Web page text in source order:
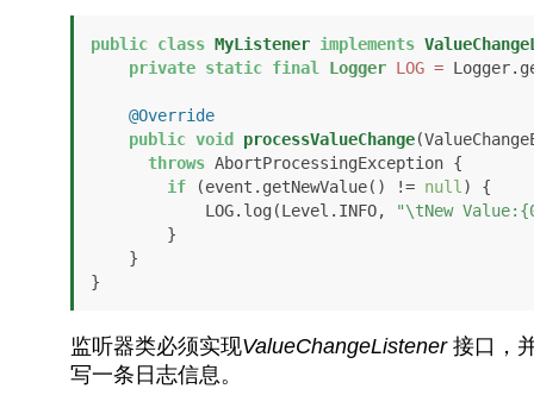
public class MyListener implements
private static final Logger LOG =
@Override
public void processValueChange
throws AbortProcessingException {
if (event.getNewValue() != null ) {
            LOG.log(Level.INFO,
"\tNew
}
监听器类必须实现ValueChangeListener 接口，
写一条日志信息。